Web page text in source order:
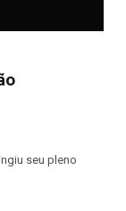
seu pleno